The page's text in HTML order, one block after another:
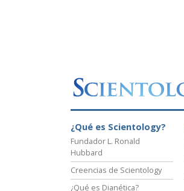
¿Qué es Scientology?
Fundador L. Ronald
Hubbard
Creencias de Scientology
¿Qué es Dianética?